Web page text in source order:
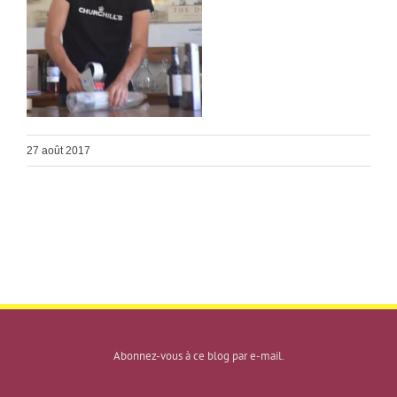
27 août 2017
Abonnez-vous à ce blog par e-mail.